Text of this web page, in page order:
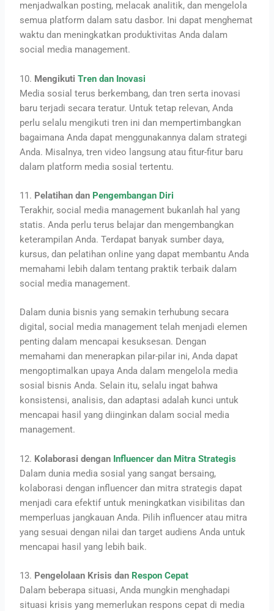
menjadwalkan posting, melacak analitik, dan mengelola
semua platform dalam satu dasbor. Ini dapat menghemat
waktu dan meningkatkan produktivitas Anda dalam
social media management.
10. MengikutiTren dan Inovasi
Media sosial terus berkembang, dan tren serta inovasi
baru terjadi secara teratur. Untuk tetap relevan, Anda
perlu selalu mengikuti tren ini dan mempertimbangkan
bagaimana Anda dapat menggunakannya dalam strategi
Anda. Misalnya, tren video langsung atau fitur-fitur baru
dalam platform media sosial tertentu.
11. Pelatihan dan Pengembangan Diri
Terakhir, social media management bukanlah hal yang
statis. Anda perlu terus belajar dan mengembangkan
keterampilan Anda. Terdapat banyak sumber daya,
kursus, dan pelatihan online yang dapat membantu Anda
memahami lebih dalam tentang praktik terbaik dalam
social media management.
Dalam dunia bisnis yang semakin terhubung secara
digital, social media management telah menjadi elemen
penting dalam mencapai kesuksesan. Dengan
memahami dan menerapkan pilar-pilar ini, Anda dapat
mengoptimalkan upaya Anda dalam mengelola media
sosial bisnis Anda. Selain itu, selalu ingat bahwa
konsistensi, analisis, dan adaptasi adalah kunci untuk
mencapai hasil yang diinginkan dalam social media
management.
12. Kolaborasi dengan Influencer dan Mitra Strategis
Dalam dunia media sosial yang sangat bersaing,
kolaborasi dengan influencer dan mitra strategis dapat
menjadi cara efektif untuk meningkatkan visibilitas dan
memperluas jangkauan Anda. Pilih influencer atau mitra
yang sesuai dengan nilai dan target audiens Anda untuk
mencapai hasil yang lebih baik.
13. Pengelolaan Krisis dan Respon Cepat
Dalam beberapa situasi, Anda mungkin menghadapi
situasi krisis yang memerlukan respons cepat di media